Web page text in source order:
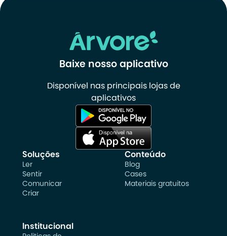
Baixe nosso aplicativo
Disponível nas principais lojas de
aplicativos
Soluções
Ler
Sentir
Comunicar
Criar
Conteúdo
Blog
Cases
Materiais gratuitos
Institucional